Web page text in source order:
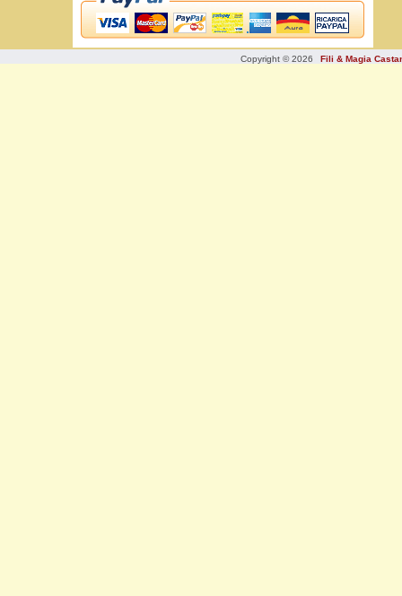
Copyright © 2026 Fili & Magia